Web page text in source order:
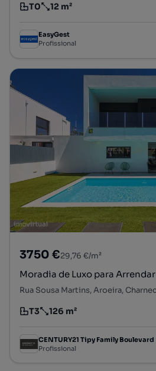
Tipologia
T0
Preço por metro quadrado
12 m²
EasyGest
Profissional
3750 €29,76 €/m²
Moradia de Luxo para Arrendar
Tipologia
T3
Preço por metro quadrado
126 m²
CENTURY21 Tipy Family Boulevard
Profissional